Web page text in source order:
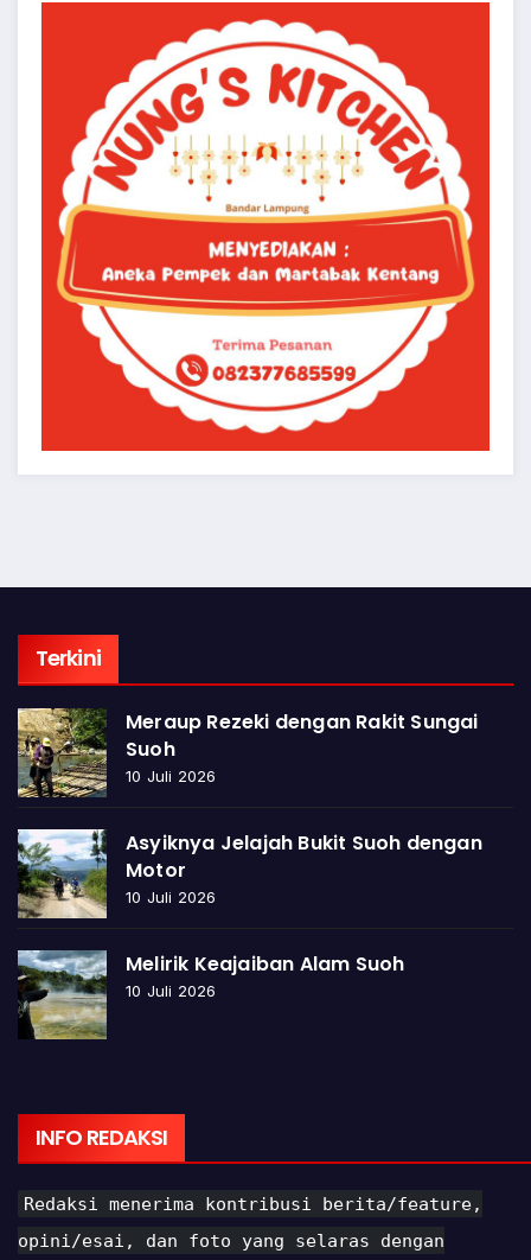
Terkini
Meraup Rezeki dengan Rakit Sungai
Suoh
10 Juli 2026
Asyiknya Jelajah Bukit Suoh dengan
Motor
10 Juli 2026
Melirik Keajaiban Alam Suoh
10 Juli 2026
INFO REDAKSI
Redaksi menerima kontribusi berita/feature,
opini/esai, dan foto yang selaras dengan